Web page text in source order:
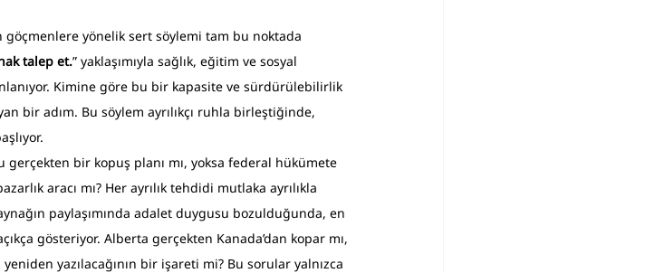
göçmenlere yönelik sert söylemi tam bu noktada
talep et.” yaklaşımıyla sağlık, eğitim ve sosyal
Kimine göre bu bir kapasite ve sürdürülebilirlik
bir adım. Bu söylem ayrılıkçı ruhla birleştiğinde,
gerçekten bir kopuş planı mı, yoksa federal hükümete
aracı mı? Her ayrılık tehdidi mutlaka ayrılıkla
paylaşımında adalet duygusu bozulduğunda, en
gösteriyor. Alberta gerçekten Kanada’dan kopar mı,
yazılacağının bir işareti mi? Bu sorular yalnızca